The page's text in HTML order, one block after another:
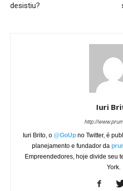
desistiu?
Iuri
http://
Iuri Brito, o @GoUp no Twitter, é
planejamento e fundador da
Empreendedores, hoje divide seu
York.